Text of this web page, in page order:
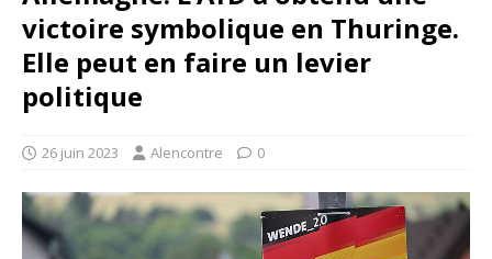
victoire symbolique en Thuringe.
Elle peut en faire un levier
politique
26 juin 2023 Alencontre 0